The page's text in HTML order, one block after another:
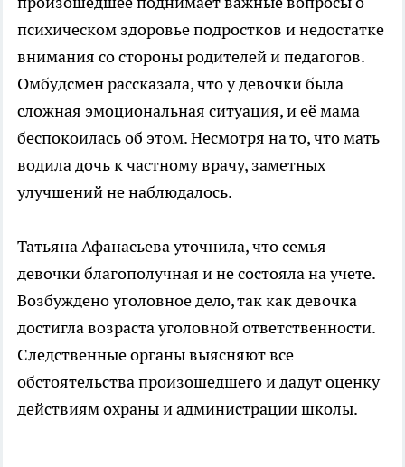
психическом здоровье подростков и недостатке
внимания со стороны родителей и педагогов.
Омбудсмен рассказала, что у девочки была
сложная эмоциональная ситуация, и её мама
беспокоилась об этом. Несмотря на то, что мать
водила дочь к частному врачу, заметных
улучшений не наблюдалось.
Татьяна Афанасьева уточнила, что семья
девочки благополучная и не состояла на учете.
Возбуждено уголовное дело, так как девочка
достигла возраста уголовной ответственности.
Следственные органы выясняют все
обстоятельства произошедшего и дадут оценку
действиям охраны и администрации школы.